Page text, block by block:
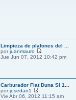
Limpieza de plafones del ...
por juanmauro
Jue Jun 07, 2012 10:42 pm
Carburador Fiat Duna Sl 1...
por josedan1
Vie Abr 06, 2012 11:15 am